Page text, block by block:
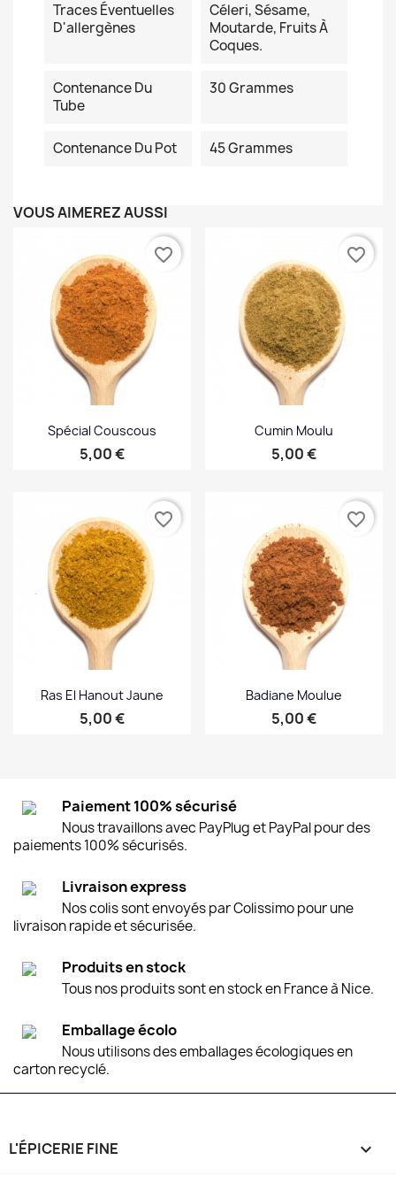
Traces Éventuelles
D'allergènes
Céleri, Sésame,
Moutarde, Fruits À
Coques.
Contenance Du
Tube
30 Grammes
Contenance Du Pot 45 Grammes
VOUS AIMEREZ AUSSI
Spécial Couscous
Prix
5,00 €
favorite_border
Cumin Moulu
Prix
5,00 €
favorite_border
Ras El Hanout Jaune
Prix
5,00 €
favorite_border
Badiane Moulue
Prix
5,00 €
favorite_border
Paiement 100% sécurisé
Nous travaillons avec PayPlug et PayPal pour des
paiements 100% sécurisés.
Livraison express
Nos colis sont envoyés par Colissimo pour une
livraison rapide et sécurisée.
Produits en stock
Tous nos produits sont en stock en France à Nice.
Emballage écolo
Nous utilisons des emballages écologiques en
carton recyclé.
L'ÉPICERIE FINE 